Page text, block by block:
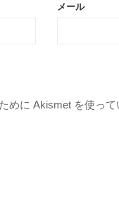
メール
めに Akismet を使って